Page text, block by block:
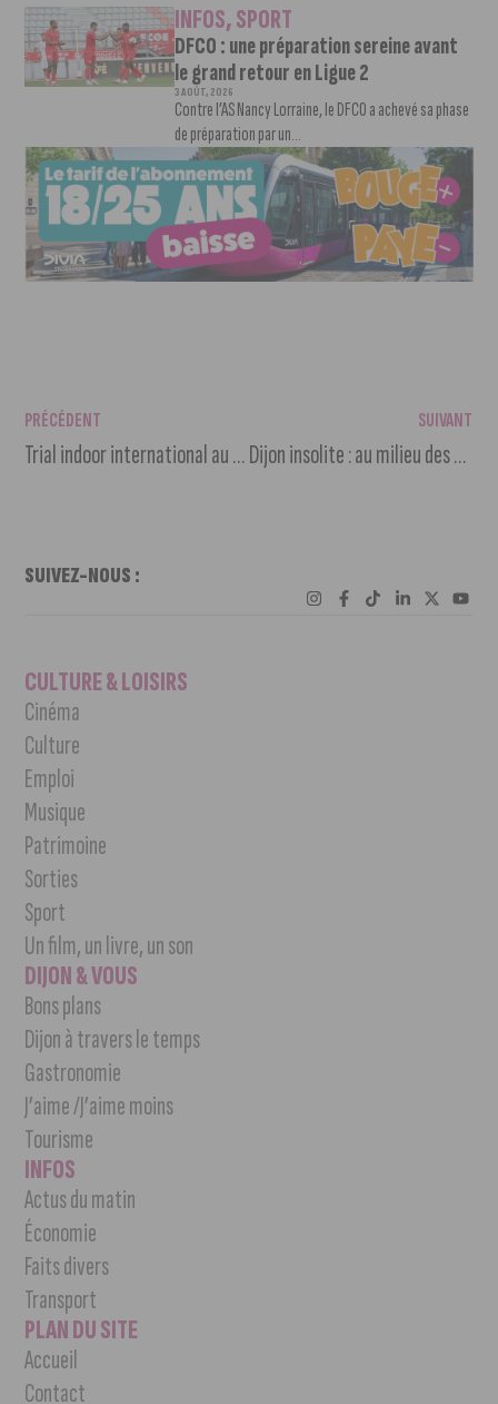
INFOS,SPORT
DFCO : une préparation sereine avant
le grand retour en Ligue 2
3 AOÛT, 2026
Contre l’AS Nancy Lorraine, le DFCO a achevé sa phase
de préparation par un...
PRÉCÉDENT
Trial indoor international au Zénith de Dijon
SUIVANT
Dijon insolite : au milieu des herbes, un visage perdu
SUIVEZ-NOUS :
CULTURE & LOISIRS
Cinéma
Culture
Emploi
Musique
Patrimoine
Sorties
Sport
Un film, un livre, un son
DIJON & VOUS
Bons plans
Dijon à travers le temps
Gastronomie
J’aime /J’aime moins
Tourisme
INFOS
Actus du matin
Économie
Faits divers
Transport
PLAN DU SITE
Accueil
Contact